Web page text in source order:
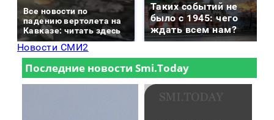
Все новости по
падению вертолета на
Кавказе: читать здесь
Таких событий не
было с 1945: чего
ждать всем нам?
Новости СМИ2